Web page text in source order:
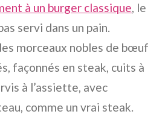
à un burger classique, le
servi dans un pain.
morceaux nobles de bœuf
façonnés en steak, cuits à
à l’assiette, avec
comme un vrai steak.